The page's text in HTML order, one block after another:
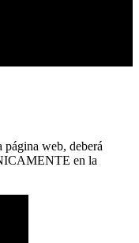
página web, deberá
en la